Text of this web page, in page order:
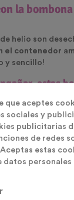
la
helio son
el contenedor
y sencillo!
estas
es de
chinas
de cabeza,
que aceptes
sociales y
publicitarias
de redes
estas
datos personales